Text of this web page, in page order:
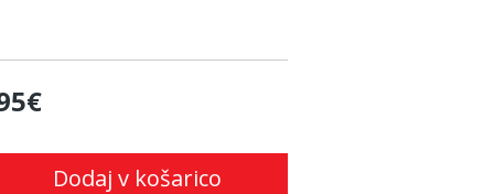
Dodaj v košarico